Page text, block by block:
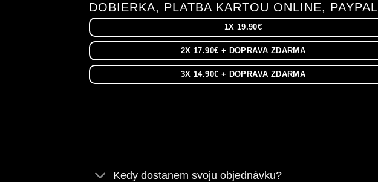
DOBIERKA, PLATBA KARTOU ONLINE, PAYPAL
1X 19.90€
2X 17.90€ + DOPRAVA ZDARMA
3X 14.90€ + DOPRAVA ZDARMA
Kedy dostanem svoju objednávku?